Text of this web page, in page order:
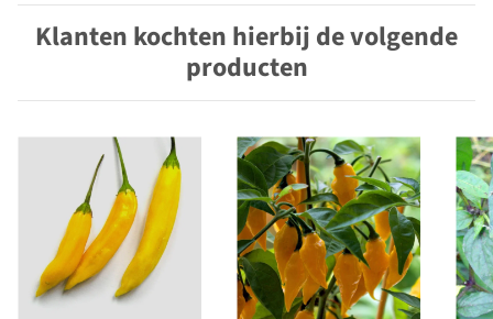
Klanten kochten hierbij de volgende
producten